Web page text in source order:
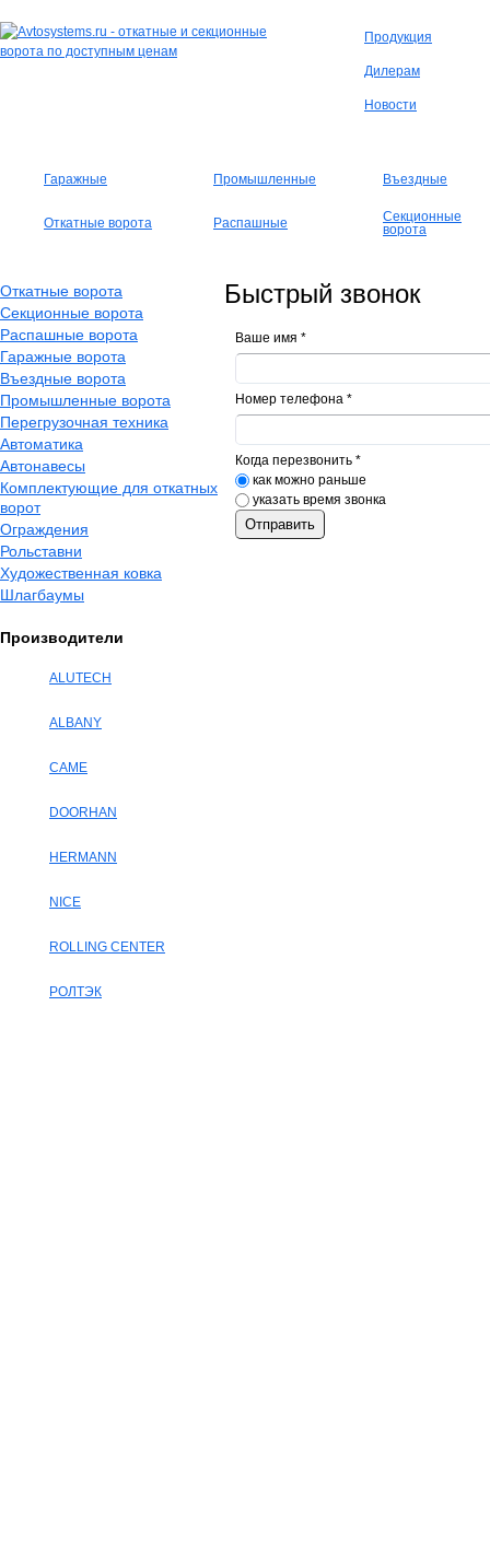
Продукция
Дилерам
Новости
Гаражные Промышленные Въездные
Откатные ворота Распашные
Секционные
ворота
Откатные ворота
Секционные ворота
Распашные ворота
Гаражные ворота
Въездные ворота
Промышленные ворота
Перегрузочная техника
Автоматика
Автонавесы
Комплектующие для откатных
ворот
Ограждения
Рольставни
Художественная ковка
Шлагбаумы
Производители
ALUTECH
ALBANY
CAME
DOORHAN
HERMANN
NICE
ROLLING CENTER
РОЛТЭК
Быстрый звонок
Ваше имя *
Номер телефона *
Когда перезвонить *
как можно раньше
указать время звонка